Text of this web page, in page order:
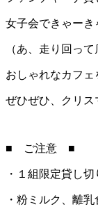
女子会できゃーき
（あ、走り回っ
おしゃれなカフェ
ぜひぜひ、クリス
■ ご注意 ■
・１組限定貸し
・粉ミルク、離